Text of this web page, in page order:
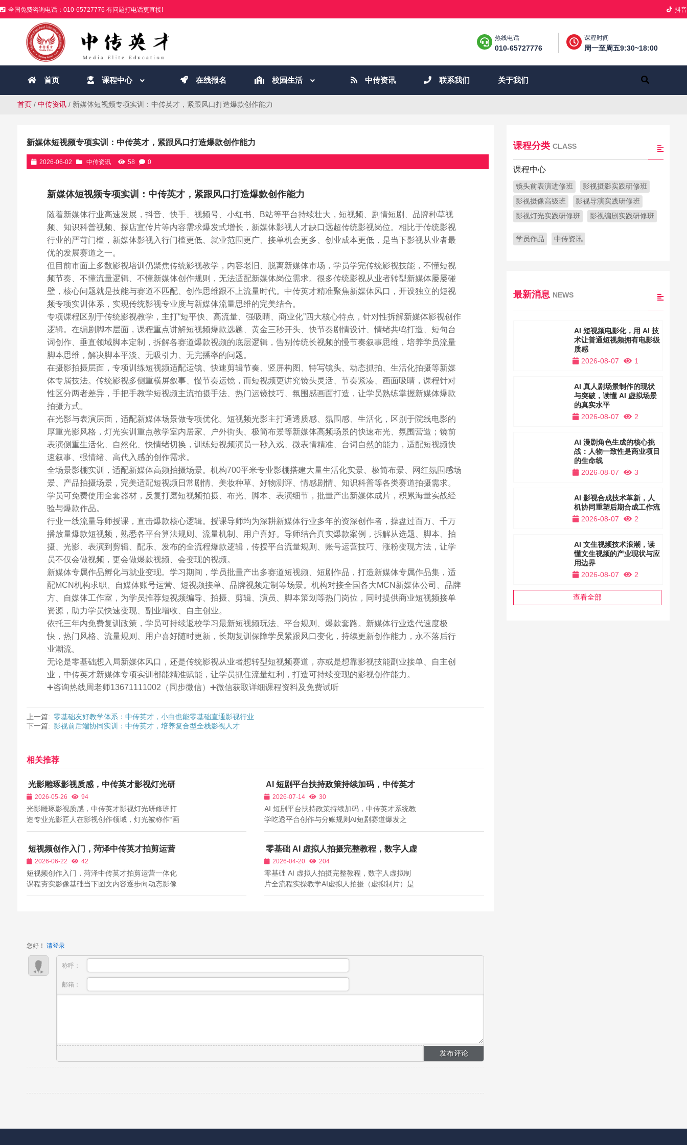
全国免费咨询电话：010-65727776 有问题打电话更直接! 抖音
热线电话
010-65727776
课程时间
周一至周五9:30~18:00
首页 课程中心 在线报名 校园生活 中传资讯 联系我们 关于我们
首页/ 中传资讯/ 新媒体短视频专项实训：中传英才，紧跟风口打造爆款创作能力
新媒体短视频专项实训：中传英才，紧跟风口打造爆款创作能力
2026-06-02 中传资讯 58 0
新媒体短视频专项实训：中传英才，紧跟风口打造爆款创作能力
随着新媒体行业高速发展，抖音、快手、视频号、小红书、B站等平台持续壮大，短视频、剧情短剧、品牌种草视
频、知识科普视频、探店宣传片等内容需求爆发式增长，新媒体影视人才缺口远超传统影视岗位。相比于传统影视
行业的严苛门槛，新媒体影视入行门槛更低、就业范围更广、接单机会更多、创业成本更低，是当下影视从业者最
优的发展赛道之一。
但目前市面上多数影视培训仍聚焦传统影视教学，内容老旧、脱离新媒体市场，学员学完传统影视技能，不懂短视
频节奏、不懂流量逻辑、不懂新媒体创作规则，无法适配新媒体岗位需求。很多传统影视从业者转型新媒体屡屡碰
壁，核心问题就是技能与赛道不匹配、创作思维跟不上流量时代。中传英才精准聚焦新媒体风口，开设独立的短视
频专项实训体系，实现传统影视专业度与新媒体流量思维的完美结合。
专项课程区别于传统影视教学，主打“短平快、高流量、强吸睛、商业化”四大核心特点，针对性拆解新媒体影视创作
逻辑。在编剧脚本层面，课程重点讲解短视频爆款选题、黄金三秒开头、快节奏剧情设计、情绪共鸣打造、短句台
词创作、垂直领域脚本定制，拆解各赛道爆款视频的底层逻辑，告别传统长视频的慢节奏叙事思维，培养学员流量
脚本思维，解决脚本平淡、无吸引力、无完播率的问题。
在摄影拍摄层面，专项训练短视频适配运镜、快速剪辑节奏、竖屏构图、特写镜头、动态抓拍、生活化拍摄等新媒
体专属技法。传统影视多侧重横屏叙事、慢节奏运镜，而短视频更讲究镜头灵活、节奏紧凑、画面吸睛，课程针对
性区分两者差异，手把手教学短视频主流拍摄手法、热门运镜技巧、氛围感画面打造，让学员熟练掌握新媒体爆款
拍摄方式。
在光影与表演层面，适配新媒体场景做专项优化。短视频光影主打通透质感、氛围感、生活化，区别于院线电影的
厚重光影风格，灯光实训重点教学室内居家、户外街头、极简布景等新媒体高频场景的快速布光、氛围营造；镜前
表演侧重生活化、自然化、快情绪切换，训练短视频演员一秒入戏、微表情精准、台词自然的能力，适配短视频快
速叙事、强情绪、高代入感的创作需求。
全场景影棚实训，适配新媒体高频拍摄场景。机构700平米专业影棚搭建大量生活化实景、极简布景、网红氛围感场
景、产品拍摄场景，完美适配短视频日常剧情、美妆种草、好物测评、情感剧情、知识科普等各类赛道拍摄需求。
学员可免费使用全套器材，反复打磨短视频拍摄、布光、脚本、表演细节，批量产出新媒体成片，积累海量实战经
验与爆款作品。
行业一线流量导师授课，直击爆款核心逻辑。授课导师均为深耕新媒体行业多年的资深创作者，操盘过百万、千万
播放量爆款短视频，熟悉各平台算法规则、流量机制、用户喜好。导师结合真实爆款案例，拆解从选题、脚本、拍
摄、光影、表演到剪辑、配乐、发布的全流程爆款逻辑，传授平台流量规则、账号运营技巧、涨粉变现方法，让学
员不仅会做视频，更会做爆款视频、会变现的视频。
新媒体专属作品孵化与就业变现。学习期间，学员批量产出多赛道短视频、短剧作品，打造新媒体专属作品集，适
配MCN机构求职、自媒体账号运营、短视频接单、品牌视频定制等场景。机构对接全国各大MCN新媒体公司、品牌
方、自媒体工作室，为学员推荐短视频编导、拍摄、剪辑、演员、脚本策划等热门岗位，同时提供商业短视频接单
资源，助力学员快速变现、副业增收、自主创业。
依托三年内免费复训政策，学员可持续返校学习最新短视频玩法、平台规则、爆款套路。新媒体行业迭代速度极
快，热门风格、流量规则、用户喜好随时更新，长期复训保障学员紧跟风口变化，持续更新创作能力，永不落后行
业潮流。
无论是零基础想入局新媒体风口，还是传统影视从业者想转型短视频赛道，亦或是想靠影视技能副业接单、自主创
业，中传英才新媒体专项实训都能精准赋能，让学员抓住流量红利，打造可持续变现的影视创作能力。
➕咨询热线周老师13671111002（同步微信）➕微信获取详细课程资料及免费试听
上一篇: 零基础友好教学体系：中传英才，小白也能零基础直通影视行业
下一篇: 影视前后端协同实训：中传英才，培养复合型全栈影视人才
相关推荐
光影雕琢影视质感，中传英才影视灯光研
修班打造专业光影匠人
2026-05-26 94
光影雕琢影视质感，中传英才影视灯光研修班打
造专业光影匠人在影视创作领域，灯光被称作“画
面的画笔”。同样的场景、同样的演员、同样的镜
次，便能营造出截然不同的氛围：温馨治愈、紧
张压抑、悬疑神秘、复古文艺……影视灯光...
AI 短剧平台扶持政策持续加码，中传英才
系统教学吃透平台创作与分账规则
2026-07-14 30
AI 短剧平台扶持政策持续加码，中传英才系统教
学吃透平台创作与分账规则AI短剧赛道爆发之
后，各大互联网平台将AI内容作为重点扶持板
位，抖音推出短剧专属流量池激励，快手开放AI
内容低成本投流通道，B站扶持系列化长篇AI漫...
短视频创作入门，菏泽中传英才拍剪运营
一体化课程夯实影像基础
2026-06-22 42
短视频创作入门，菏泽中传英才拍剪运营一体化
课程夯实影像基础当下图文内容逐步向动态影像
转型，短视频已经成为宣传片、剧情短片、纪实
零基础 AI 虚拟人拍摄完整教程，数字人虚
拟制片全流程实操教学
2026-04-20 204
零基础 AI 虚拟人拍摄完整教程，数字人虚拟制
片全流程实操教学AI虚拟人拍摄（虚拟制片）是
当下影视行业数字化核心技术，打破传统实景拍
您好！ 请登录
称呼：
邮箱：
课程分类 CLASS
课程中心
镜头前表演进修班
影视摄影实践研修班
影视摄像高级班
影视导演实践研修班
影视灯光实践研修班
影视编剧实践研修班
学员作品 中传资讯
最新消息 NEWS
AI 短视频电影化，用 AI 技
术让普通短视频拥有电影级
质感
2026-08-07
1
AI 真人剧场景制作的现状
与突破，读懂 AI 虚拟场景
的真实水平
2026-08-07
2
AI 漫剧角色生成的核心挑
战：人物一致性是商业项目
的生命线
2026-08-07
3
AI 影视合成技术革新，人
机协同重塑后期合成工作流
2026-08-07
2
AI 文生视频技术浪潮，读
懂文生视频的产业现状与应
用边界
2026-08-07
2
查看全部